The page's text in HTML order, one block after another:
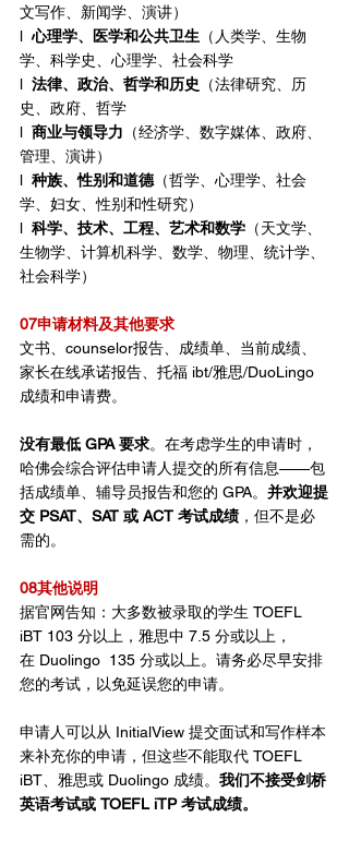
文写作、新闻学、演讲）
l 心理学、医学和公共卫生 （人类学、生物
学、科学史、心理学、社会科学
l 法律、政治、哲学和历史 （法律研究、历
史、政府、哲学
l 商业与领导力 （经济学、数字媒体、政府、
管理、演讲）
l 种族、性别和道德 （哲学、心理学、社会
学、妇女、性别和性研究）
l 科学、技术、工程、艺术和数学 （天文学、
生物学、计算机科学、数学、物理、统计学、
社会科学）
07申请材料及其他要求
文书、counselor报告、成绩单、当前成绩、
家长在线承诺报告、托福 ibt/雅思/DuoLingo
成绩和申请费。
没有最低 GPA 要求。在考虑学生的申请时，
哈佛会综合评估申请人提交的所有信息——包
括成绩单、辅导员报告和您的 GPA。 并欢迎提
交 PSAT、SAT 或 ACT 考试成绩，但不是必
需的。
08其他说明
据官网告知：大多数被录取的学生 TOEFL
iBT 103 分以上，雅思中 7.5 分或以上，
在 Duolingo  135 分或以上。请务必尽早安排
您的考试，以免延误您的申请。
申请人可以从 InitialView 提交面试和写作样本
来补充你的申请，但这些不能取代 TOEFL
iBT、雅思或 Duolingo 成绩。 我们不接受剑桥
英语考试或 TOEFL iTP 考试成绩。